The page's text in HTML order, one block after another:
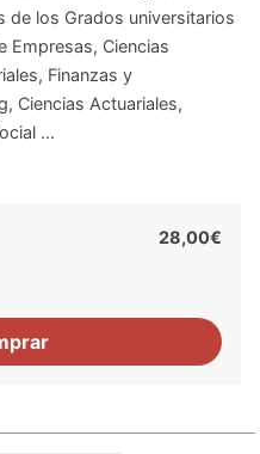
de los Grados universitarios
Empresas, Ciencias
Finanzas y
Ciencias Actuariales,
...
28,00€